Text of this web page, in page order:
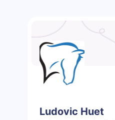
Ludovic Huet